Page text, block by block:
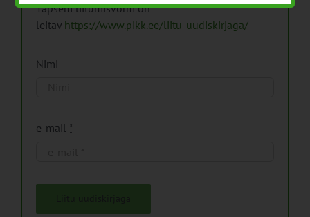
Täpsem liitumisvorm on
leitav https://www.pikk.ee/liitu-uudiskirjaga/
Nimi
e-mail *